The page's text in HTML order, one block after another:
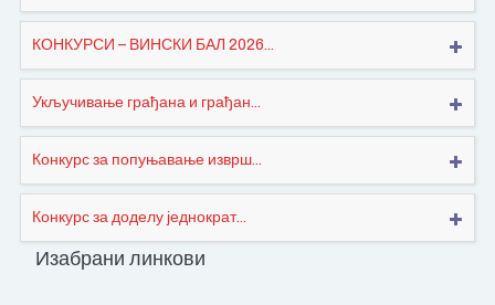
КОНКУРСИ – ВИНСКИ БАЛ 2026...
Укључивање грађана и грађан...
Конкурс за попуњавање изврш...
Конкурс за доделу једнократ...
Изабрани линкови